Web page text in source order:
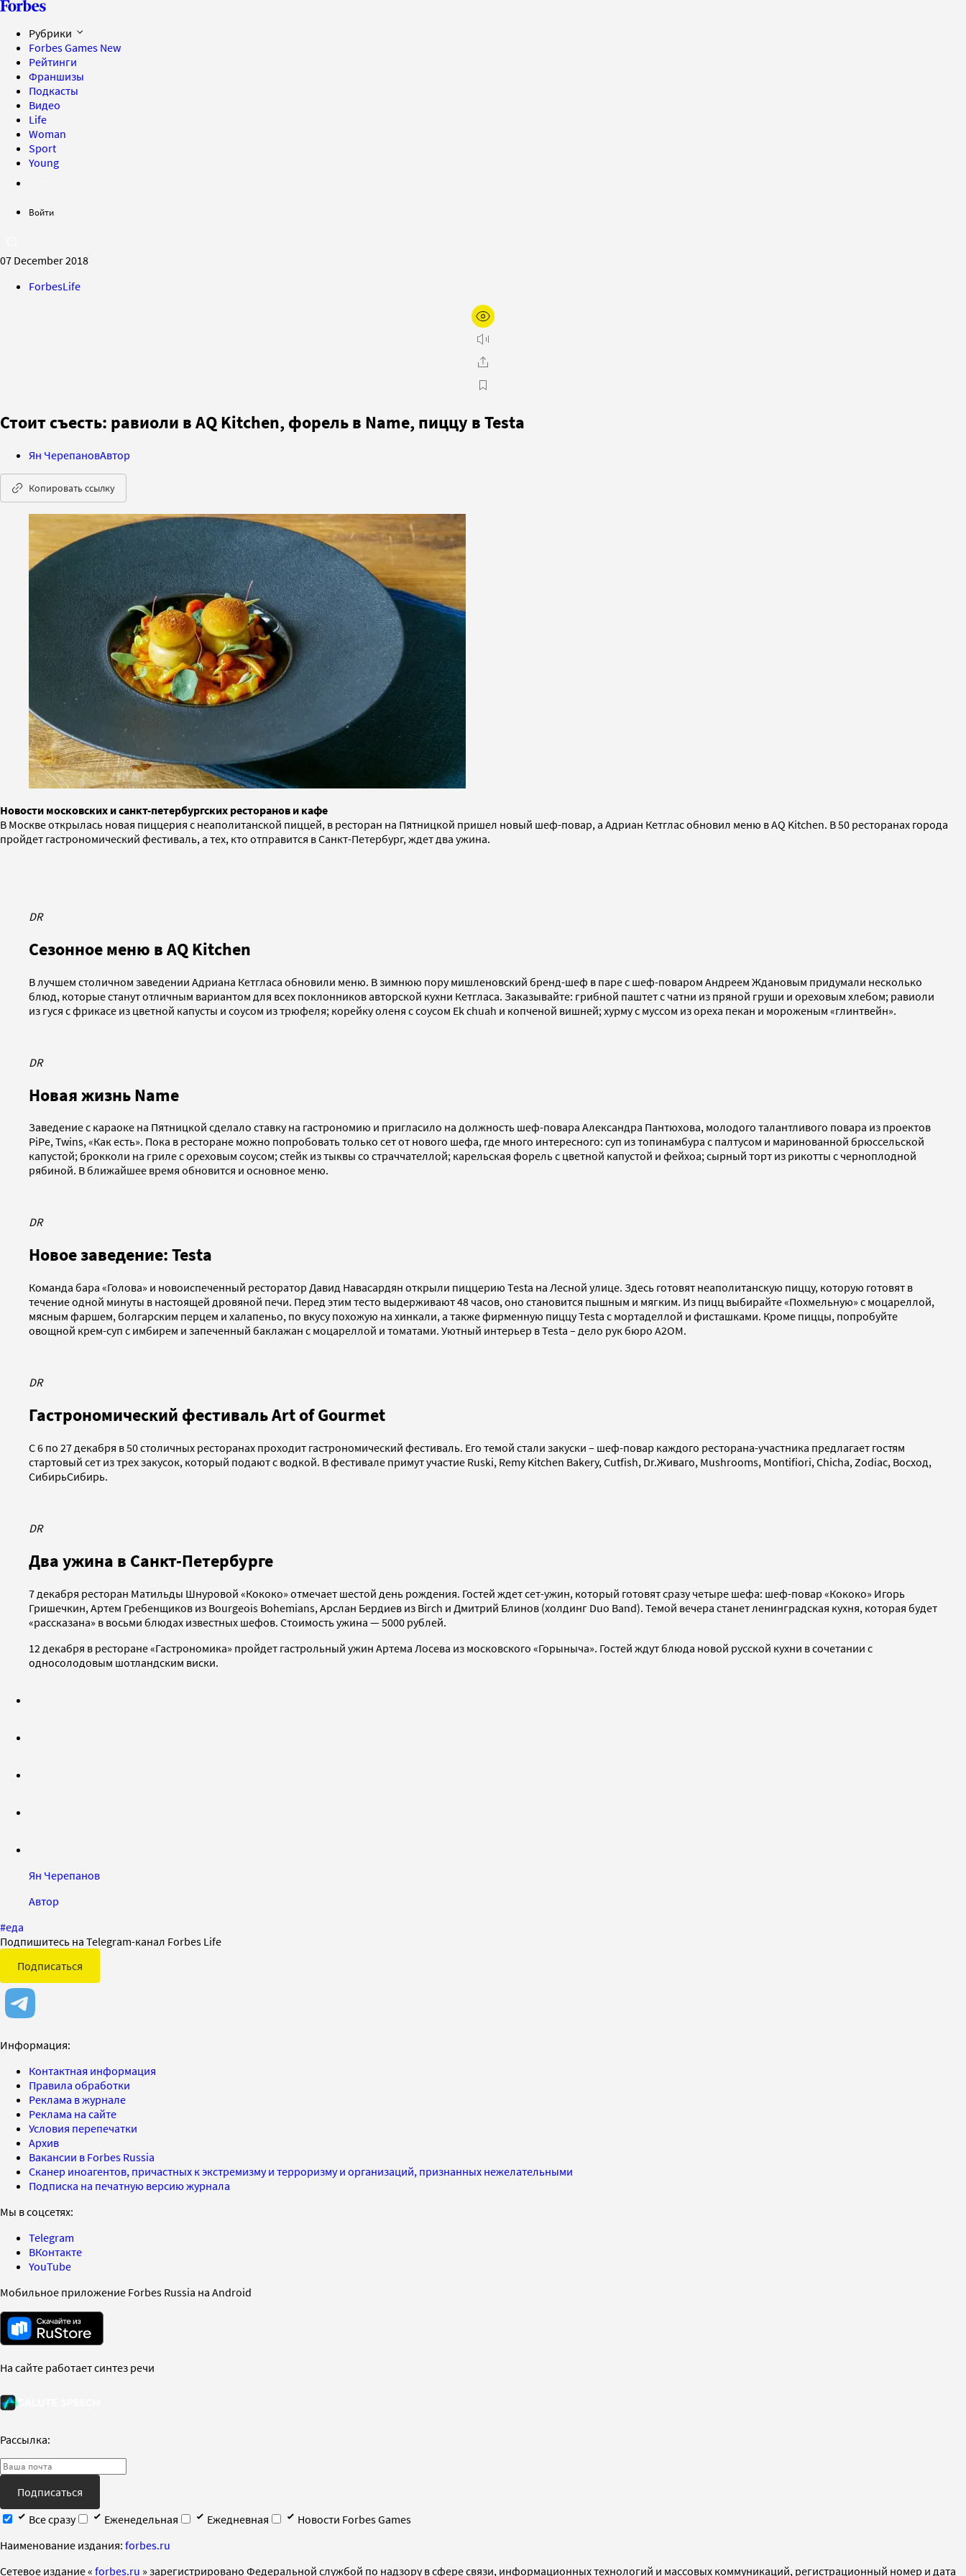
Рубрики
Forbes Games New
Рейтинги
Франшизы
Подкасты
Видео
Life
Woman
Sport
Young
Войти
07 December 2018
ForbesLife
Стоит съесть: равиоли в AQ Kitchen, форель в Name, пиццу в Testa
Ян ЧерепановАвтор
Копировать ссылку
Новости московских и санкт-петербургских ресторанов и кафе
В Москве открылась новая пиццерия с неаполитанской пиццей, в ресторан на Пятницкой пришел новый шеф-повар, а Адриан Кетглас обновил меню в AQ Kitchen. В 50 ресторанах города
пройдет гастрономический фестиваль, а тех, кто отправится в Санкт-Петербург, ждет два ужина.
DR
Сезонное меню в AQ Kitchen
В лучшем столичном заведении Адриана Кетгласа обновили меню. В зимнюю пору мишленовский бренд-шеф в паре с шеф-поваром Андреем Ждановым придумали несколько
блюд, которые станут отличным вариантом для всех поклонников авторской кухни Кетгласа. Заказывайте: грибной паштет с чатни из пряной груши и ореховым хлебом; равиоли
из гуся с фрикасе из цветной капусты и соусом из трюфеля; корейку оленя с соусом Ek chuah и копченой вишней; хурму с муссом из ореха пекан и мороженым «глинтвейн».
DR
Новая жизнь Name
Заведение с караоке на Пятницкой сделало ставку на гастрономию и пригласило на должность шеф-повара Александра Пантюхова, молодого талантливого повара из проектов
PiPe, Twins, «Как есть». Пока в ресторане можно попробовать только сет от нового шефа, где много интересного: суп из топинамбура с палтусом и маринованной брюссельской
капустой; брокколи на гриле с ореховым соусом; стейк из тыквы со страччателлой; карельская форель с цветной капустой и фейхоа; сырный торт из рикотты с черноплодной
рябиной. В ближайшее время обновится и основное меню.
DR
Новое заведение: Testa
Команда бара «Голова» и новоиспеченный ресторатор Давид Навасардян открыли пиццерию Testa на Лесной улице. Здесь готовят неаполитанскую пиццу, которую готовят в
течение одной минуты в настоящей дровяной печи. Перед этим тесто выдерживают 48 часов, оно становится пышным и мягким. Из пицц выбирайте «Похмельную» с моцареллой,
мясным фаршем, болгарским перцем и халапеньо, по вкусу похожую на хинкали, а также фирменную пиццу Testa с мортаделлой и фисташками. Кроме пиццы, попробуйте
овощной крем-суп с имбирем и запеченный баклажан с моцареллой и томатами. Уютный интерьер в Testa – дело рук бюро А2ОМ.
DR
Гастрономический фестиваль Art of Gourmet
C 6 по 27 декабря в 50 столичных ресторанах проходит гастрономический фестиваль. Его темой стали закуски – шеф-повар каждого ресторана-участника предлагает гостям
стартовый сет из трех закусок, который подают с водкой. В фестивале примут участие Ruski, Remy Kitchen Bakery, Cutfish, Dr.Живаго, Mushrooms, Montifiori, Chicha, Zodiac, Восход,
СибирьСибирь.
DR
Два ужина в Санкт-Петербурге
7 декабря ресторан Матильды Шнуровой «Кококо» отмечает шестой день рождения. Гостей ждет сет-ужин, который готовят сразу четыре шефа: шеф-повар «Кококо» Игорь
Гришечкин, Артем Гребенщиков из Bourgeois Bohemians, Арслан Бердиев из Birch и Дмитрий Блинов (холдинг Duo Band). Темой вечера станет ленинградская кухня, которая будет
«рассказана» в восьми блюдах известных шефов. Стоимость ужина — 5000 рублей.
12 декабря в ресторане «Гастрономика» пройдет гастрольный ужин Артема Лосева из московского «Горыныча». Гостей ждут блюда новой русской кухни в сочетании с
односолодовым шотландским виски.
Ян Черепанов
Автор
#еда
Подпишитесь на Telegram-канал Forbes Life
Подписаться
Информация:
Контактная информация
Правила обработки
Реклама в журнале
Реклама на сайте
Условия перепечатки
Архив
Вакансии в Forbes Russia
Сканер иноагентов, причастных к экстремизму и терроризму и организаций, признанных нежелательными
Подписка на печатную версию журнала
Мы в соцсетях:
Telegram
ВКонтакте
YouTube
Мобильное приложение Forbes Russia на Android
На сайте работает синтез речи
Рассылка:
Подписаться
Все сразу
Еженедельная Ежедневная
Новости Forbes Games
Наименование издания: forbes.ru
Cетевое издание « forbes.ru » зарегистрировано Федеральной службой по надзору в сфере связи, информационных технологий и массовых коммуникаций, регистрационный номер и дата